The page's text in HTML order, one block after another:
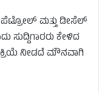
ಮತ್ತು ಡೀಸೆಲ್
ಸುದ್ದಿಗಾರರು ಕೇಳಿದ
ನೀಡದೆ ಮೌನವಾಗಿ